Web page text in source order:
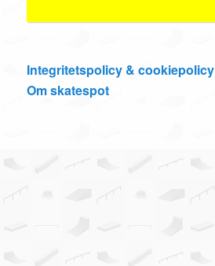
Integritetspolicy & cookiepolicy
Om skatespot